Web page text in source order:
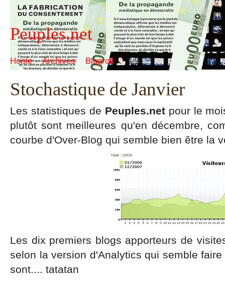
Peuples.net
Home Archives Blogroll
Stochastique de Janvier
Les statistiques de Peuples.netpour le
plutôt sont meilleures qu'en décembre,
courbe d'Over-Blog qui semble bien être la
Les dix premiers blogs apporteurs de
selon la version d'Analytics qui semble
sont.... tatatan